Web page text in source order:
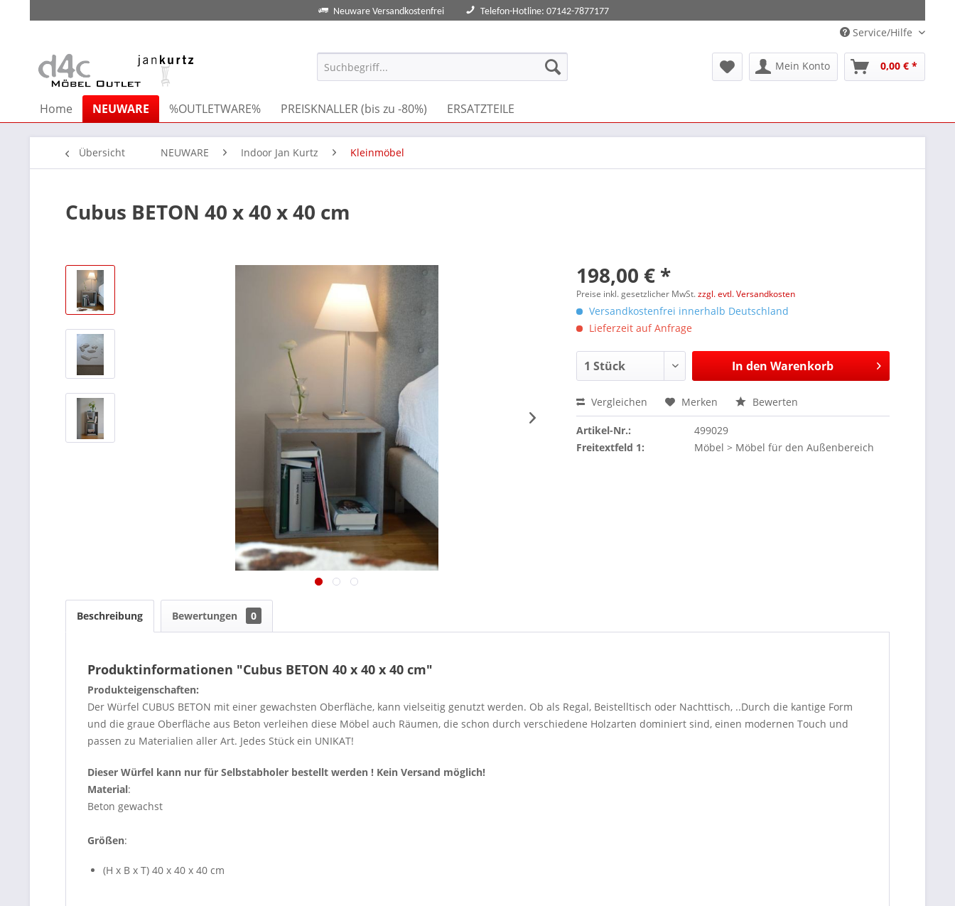
Neuware Versandkostenfrei Telefon-Hotline: 07142-7877177
Service/Hilfe
Mein Konto 0,00 € *
Home NEUWARE %OUTLETWARE% PREISKNALLER (bis zu -80%) ERSATZTEILE
Übersicht NEUWARE Indoor Jan Kurtz Kleinmöbel
Cubus BETON 40 x 40 x 40 cm
198,00 € *
Preise inkl. gesetzlicher MwSt.zzgl. evtl. Versandkosten
Versandkostenfrei innerhalb Deutschland
Lieferzeit auf Anfrage
In den Warenkorb
Vergleichen Merken Bewerten
Artikel-Nr.:
499029
Freitextfeld 1:
Möbel > Möbel für den Außenbereich
Beschreibung Bewertungen 0
Produktinformationen "Cubus BETON 40 x 40 x 40 cm"
Produkteigenschaften:
Der Würfel CUBUS BETON mit einer gewachsten Oberfläche, kann vielseitig genutzt werden. Ob als Regal, Beistelltisch oder Nachttisch, ..Durch die kantige Form
und die graue Oberfläche aus Beton verleihen diese Möbel auch Räumen, die schon durch verschiedene Holzarten dominiert sind, einen modernen Touch und
passen zu Materialien aller Art. Jedes Stück ein UNIKAT!
Dieser Würfel kann nur für Selbstabholer bestellt werden ! Kein Versand möglich!
Material:
Beton gewachst
Größen:
(H x B x T) 40 x 40 x 40 cm